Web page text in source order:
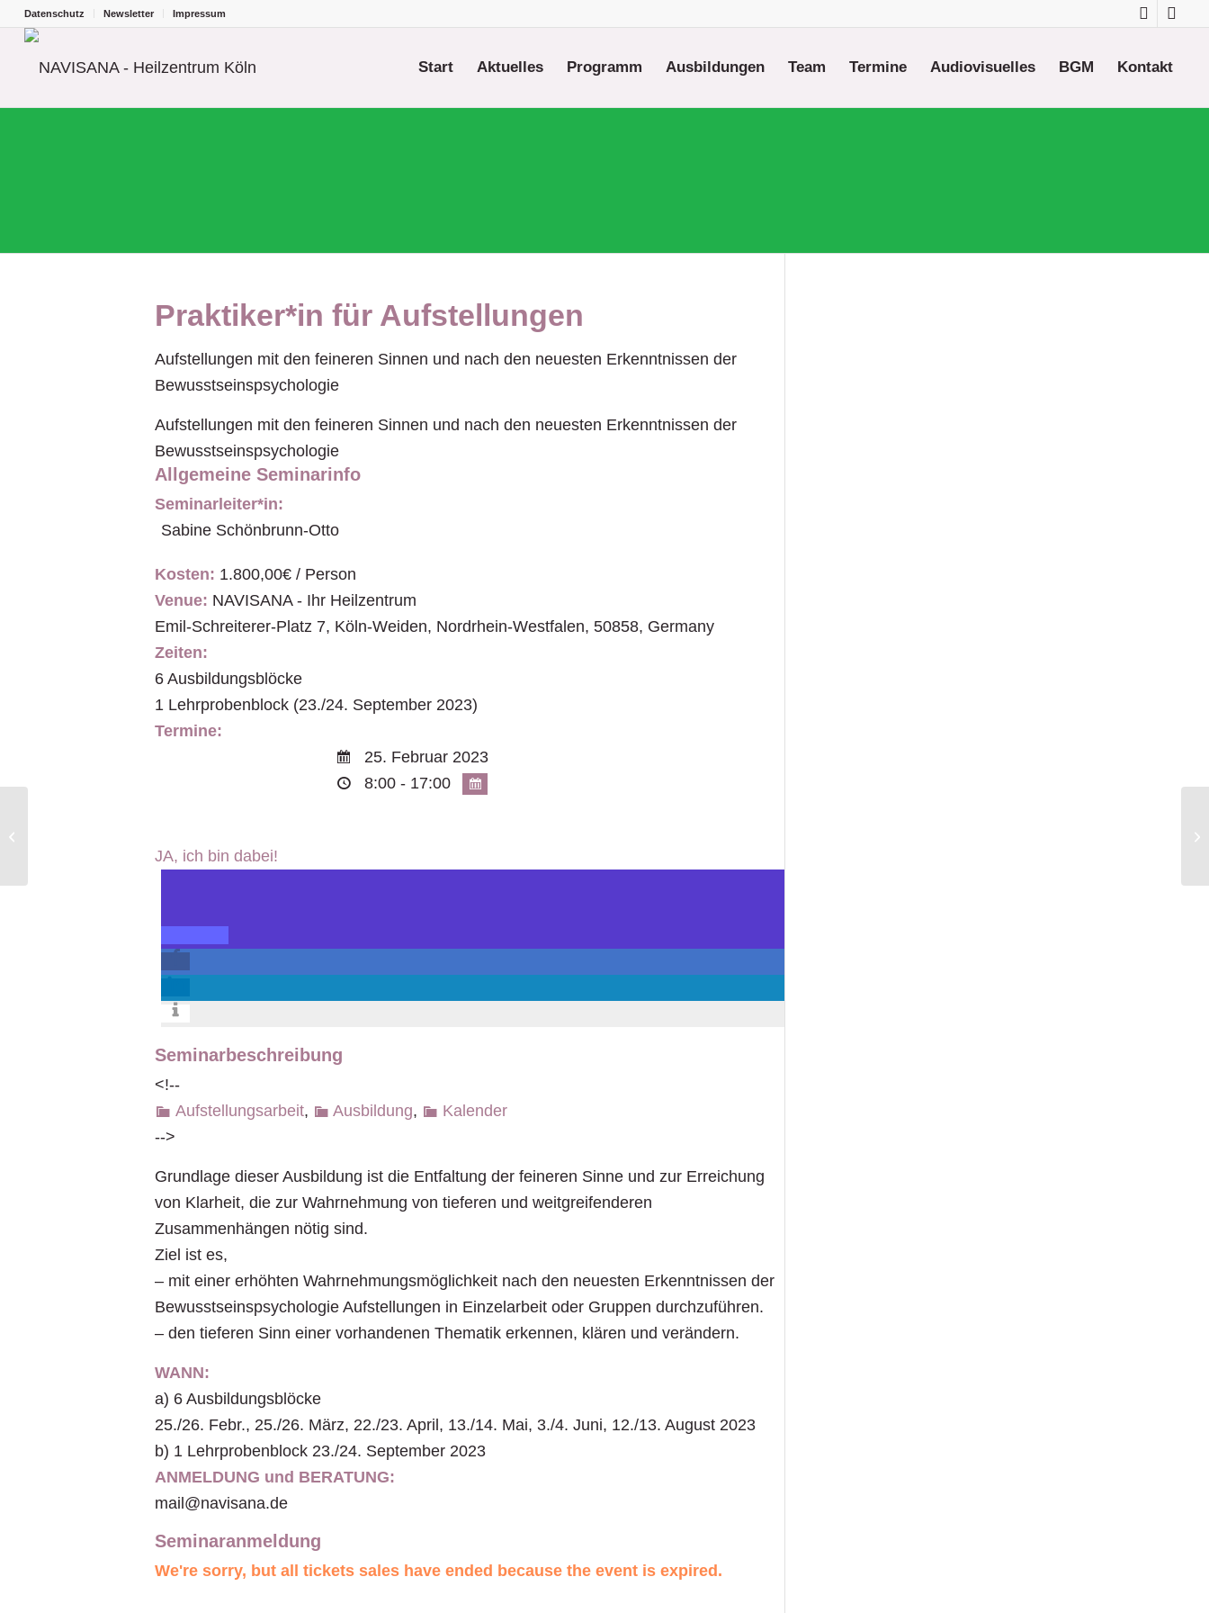
Datenschutz Newsletter Impressum
Start Aktuelles Programm Ausbildungen Team Termine Audiovisuelles BGM Kontakt
Praktiker*in für Aufstellungen
Aufstellungen mit den feineren Sinnen und nach den neuesten Erkenntnissen der
Bewusstseinspsychologie
Aufstellungen mit den feineren Sinnen und nach den neuesten Erkenntnissen der
Bewusstseinspsychologie
Allgemeine Seminarinfo
Seminarleiter*in:
Sabine Schönbrunn-Otto
Kosten: 1.800,00€ / Person
Venue: NAVISANA - Ihr Heilzentrum
Emil-Schreiterer-Platz 7, Köln-Weiden, Nordrhein-Westfalen, 50858, Germany
Zeiten:
6 Ausbildungsblöcke
1 Lehrprobenblock (23./24. September 2023)
Termine:
25. Februar 2023
8:00 - 17:00
JA, ich bin dabei!
Seminarbeschreibung
<!--
Aufstellungsarbeit, Ausbildung,
Kalender
-->
Grundlage dieser Ausbildung ist die Entfaltung der feineren Sinne und zur Erreichung
von Klarheit, die zur Wahrnehmung von tieferen und weitgreifenderen
Zusammenhängen nötig sind.
Ziel ist es,
– mit einer erhöhten Wahrnehmungsmöglichkeit nach den neuesten Erkenntnissen der
Bewusstseinspsychologie Aufstellungen in Einzelarbeit oder Gruppen durchzuführen.
– den tieferen Sinn einer vorhandenen Thematik erkennen, klären und verändern.
WANN:
a) 6 Ausbildungsblöcke
25./26. Febr., 25./26. März, 22./23. April, 13./14. Mai, 3./4. Juni, 12./13. August 2023
b) 1 Lehrprobenblock 23./24. September 2023
ANMELDUNG und BERATUNG:
mail@navisana.de
Seminaranmeldung
We're sorry, but all tickets sales have ended because the event is expired.